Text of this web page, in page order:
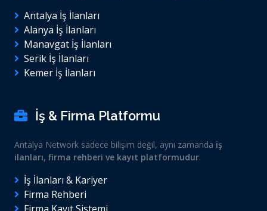
Antalya İş İlanları
Alanya İş İlanları
Manavgat İş İlanları
Serik İş İlanları
Kemer İş İlanları
İş & Firma Platformu
Antalya Network sadece bilişim değil, aynı zamanda iş
ilanları, firma rehberi ve kayıt platformudur.
İş İlanları & Kariyer
Firma Rehberi